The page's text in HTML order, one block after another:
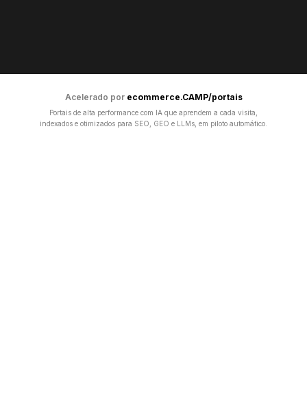
Acelerado por ecommerce.CAMP/portais
Portais de alta performance com IA que aprendem a cada visita,
indexados e otimizados para SEO, GEO e LLMs, em piloto automático.